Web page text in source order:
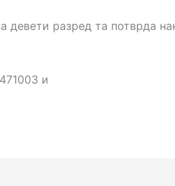
разред та потврда
и